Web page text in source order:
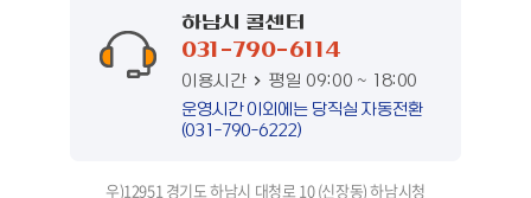
하남시정신건강복지센터
(재)하남시자원봉사센터 하남시환경교육센터
하남시 장애인 무료법률 상담센터 경기도의회 하남상담소
우)12951 경기도 하남시 대청로 10 (신장동) 하남시청
하남시 콜센터
031-790-6114
이용시간
평일 09:00 ~ 18:00
운영시간 이외에는 당직실 자동전환
(031-790-6222)